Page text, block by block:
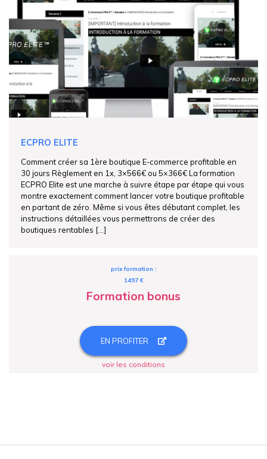
ECPRO ELITE
Comment créer sa 1ère boutique E-commerce profitable en
30 jours Règlement en 1x, 3×566€ ou 5×366€ La formation
ECPRO Elite est une marche à suivre étape par étape qui vous
montre exactement comment lancer votre boutique profitable
en partant de zéro. Même si vous êtes débutant complet, les
instructions détaillées vous permettrons de créer des
boutiques rentables […]
prix formation :
1497 €
Formation bonus
EN PROFITER
voir les conditions